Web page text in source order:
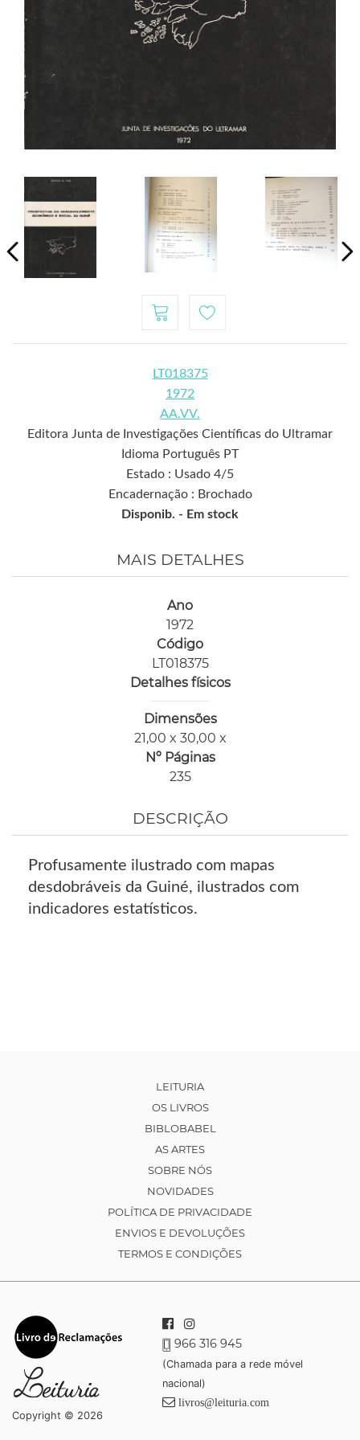
LT018375
1972
AA.VV.
Editora Junta de Investigações Científicas do Ultramar
Idioma Português PT
Estado : Usado 4/5
Encadernação : Brochado
Disponib. - Em stock
MAIS DETALHES
Ano
1972
Código
LT018375
Detalhes físicos
Dimensões
21,00 x 30,00 x
Nº Páginas
235
DESCRIÇÃO
Profusamente ilustrado com mapas
desdobráveis da Guiné, ilustrados com
indicadores estatísticos.
LEITURIA
OS LIVROS
BIBLOBABEL
AS ARTES
SOBRE NÓS
NOVIDADES
POLÍTICA DE PRIVACIDADE
ENVIOS E DEVOLUÇÕES
TERMOS E CONDIÇÕES
Copyright © 2026
966 316 945
(Chamada para a rede móvel
nacional)
livros@leituria.com